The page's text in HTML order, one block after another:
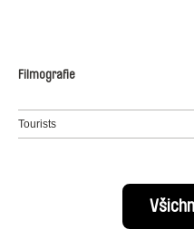
Filmografie
Tourists